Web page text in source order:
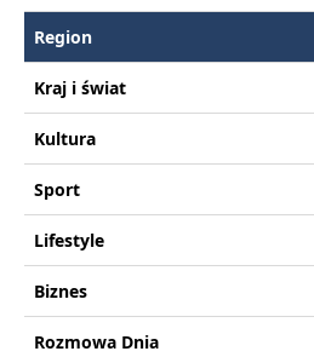
Region
Kraj i świat
Kultura
Sport
Lifestyle
Biznes
Rozmowa Dnia